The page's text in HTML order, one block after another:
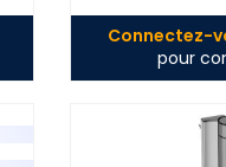
Connectez-
pour